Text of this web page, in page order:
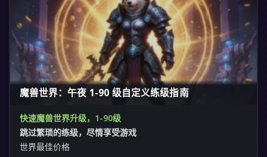
魔兽世界：午夜 1-90 级自定义练级指南
快速魔兽世界升级，1-90级
跳过繁琐的练级，尽情享受游戏
世界最佳价格